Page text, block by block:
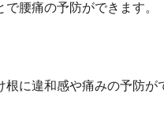
腰痛の予防ができます。
に違和感や痛みの予防が